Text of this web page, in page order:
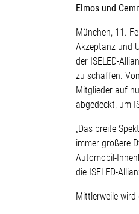
Elmos und
München, 11.
Akzeptanz und
der ISELED-
zu schaffen.
Mitglieder auf
abgedeckt, um
„Das breite
immer größere
Automobil-
die ISELED-
Mittlerweile